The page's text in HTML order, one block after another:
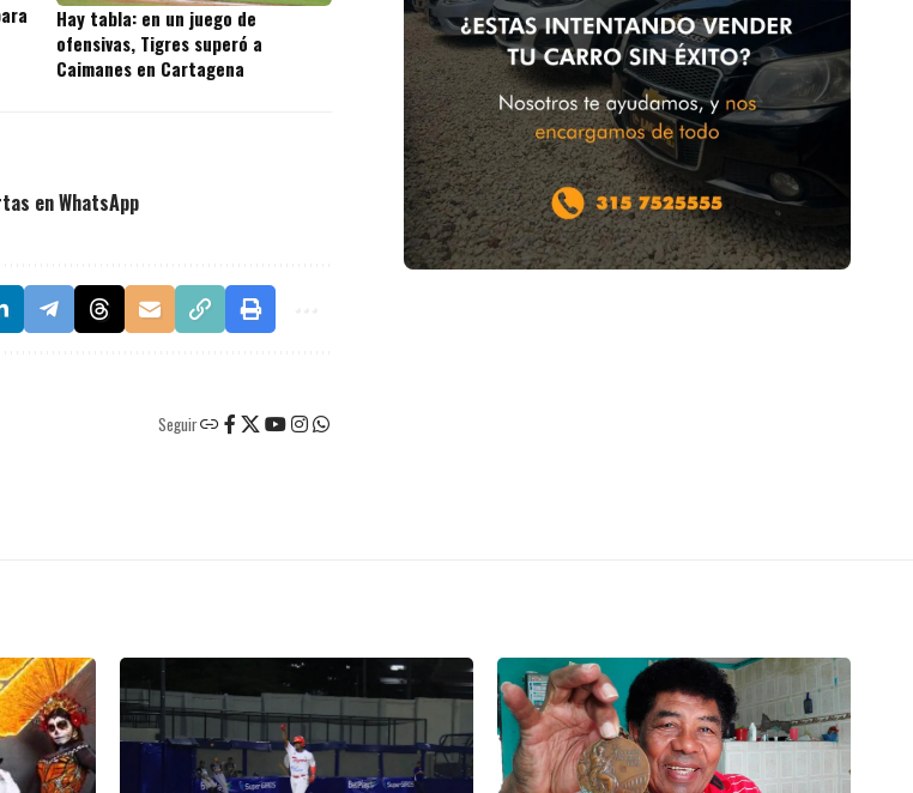
Hay tabla: en un juego de
ofensivas, Tigres superó a
Caimanes en Cartagena
en WhatsApp
Seguir